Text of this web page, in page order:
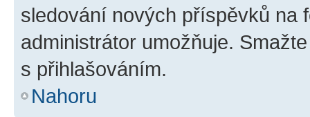
sledování nových příspěvků na
administrátor umožňuje.
s přihlašováním.
Nahoru